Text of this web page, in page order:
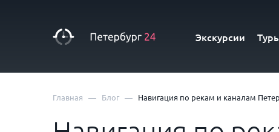
Экскурсии
Главная — Блог — Навигация по рекам и каналам